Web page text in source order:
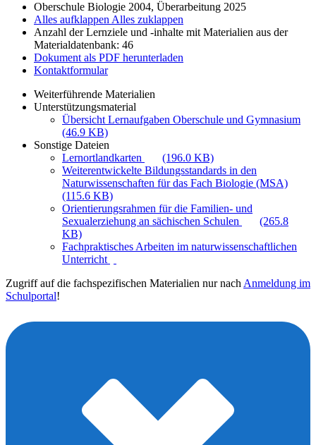
Oberschule Biologie 2004, Überarbeitung 2025
Alles aufklappen Alles zuklappen
Anzahl der Lernziele und -inhalte mit Materialien aus der
Materialdatenbank: 46
Dokument als PDF herunterladen
Kontaktformular
Weiterführende Materialien
Unterstützungsmaterial
Übersicht Lernaufgaben Oberschule und Gymnasium
(46.9 KB)
Sonstige Dateien
Lernortlandkarten
(196.0 KB)
Weiterentwickelte Bildungsstandards in den
Naturwissenschaften für das Fach Biologie (MSA)
(115.6 KB)
Orientierungsrahmen für die Familien- und
Sexualerziehung an sächischen Schulen
(265.8
KB)
Fachpraktisches Arbeiten im naturwissenschaftlichen
Unterricht
Zugriff auf die fachspezifischen Materialien nur nach Anmeldung im
Schulportal!